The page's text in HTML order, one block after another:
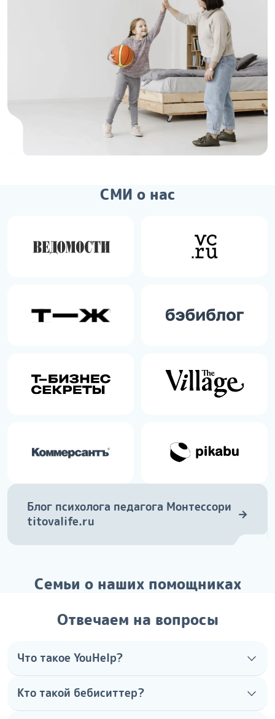
СМИ о нас
Блог психолога педагога Монтессори
titovalife.ru
→
Семьи о наших помощниках
Отвечаем на вопросы
Что такое YouHelp?
Кто такой бебиситтер?